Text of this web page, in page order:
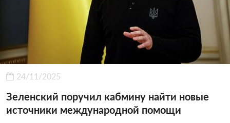
24/11/2025
Зеленский поручил кабмину найти новые
источники международной помощи